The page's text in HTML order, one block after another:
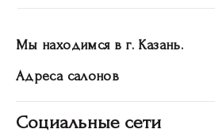
Мы находимся в г. Казань.
Адреса салонов
Социальные сети